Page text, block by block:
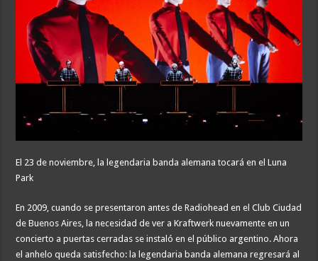
El 23 de noviembre, la legendaria banda alemana tocará en el Luna
Park
En 2009, cuando se presentaron antes de Radiohead en el Club Ciudad
de Buenos Aires, la necesidad de ver a Kraftwerk nuevamente en un
concierto a puertas cerradas se instaló en el público argentino. Ahora
el anhelo queda satisfecho: la legendaria banda alemana regresará al